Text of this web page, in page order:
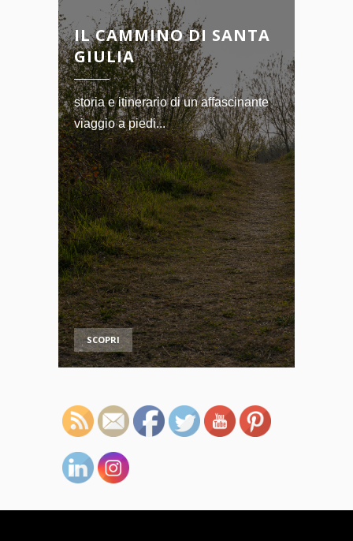
IL CAMMINO DI SANTA
GIULIA
storia e itinerario di un affascinante
viaggio a piedi...
SCOPRI